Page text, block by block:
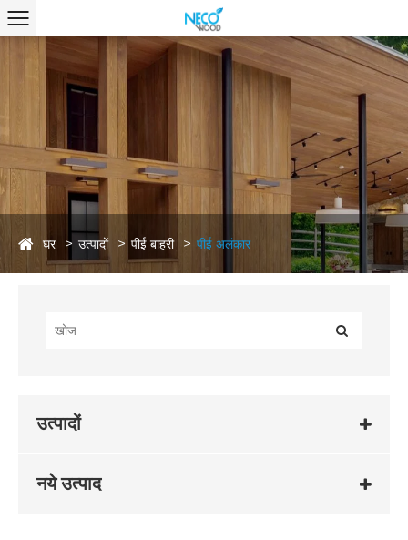
घर उत्पादों पीई बाहरी पीई अलंकार
उत्पादों
नये उत्पाद